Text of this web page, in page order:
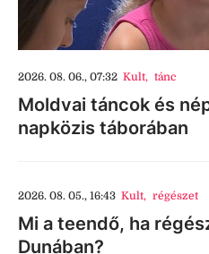
2026. 08. 06., 07:32 Kult, tánc
Moldvai táncok és
napközis táborában
2026. 08. 05., 16:43 Kult, régészet
Mi a teendő, ha
Dunában?